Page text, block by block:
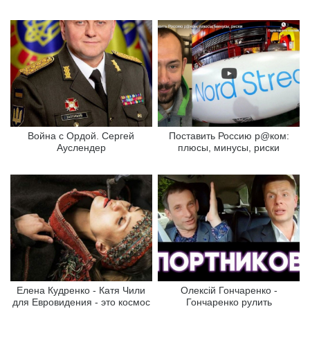
Война с Ордой. Сергей
Ауслендер
Поставить Россию р@ком:
плюсы, минусы, риски
Елена Кудренко - Катя Чили
для Евровидения - это космос
Олексій Гончаренко -
Гончаренко рулить